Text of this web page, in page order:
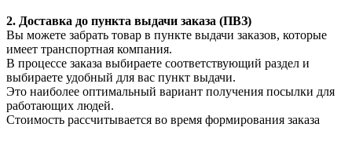
2. Доставка до пункта выдачи заказа (ПВЗ)
Вы можете забрать товар в пункте выдачи заказов, которые
имеет транспортная компания.
В процессе заказа выбираете соответствующий раздел и
выбираете удобный для вас пункт выдачи.
Это наиболее оптимальный вариант получения посылки для
работающих людей.
Стоимость рассчитывается во время формирования заказа